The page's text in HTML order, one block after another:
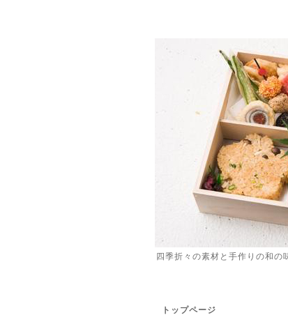
四季折々の素材と手作りの和
トップページ